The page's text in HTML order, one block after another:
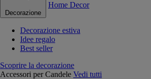
Decorazione
Home Decor
Decorazione estiva
Idee regalo
Best seller
Scoprire la decorazione
Accessori per Candele Vedi tutti